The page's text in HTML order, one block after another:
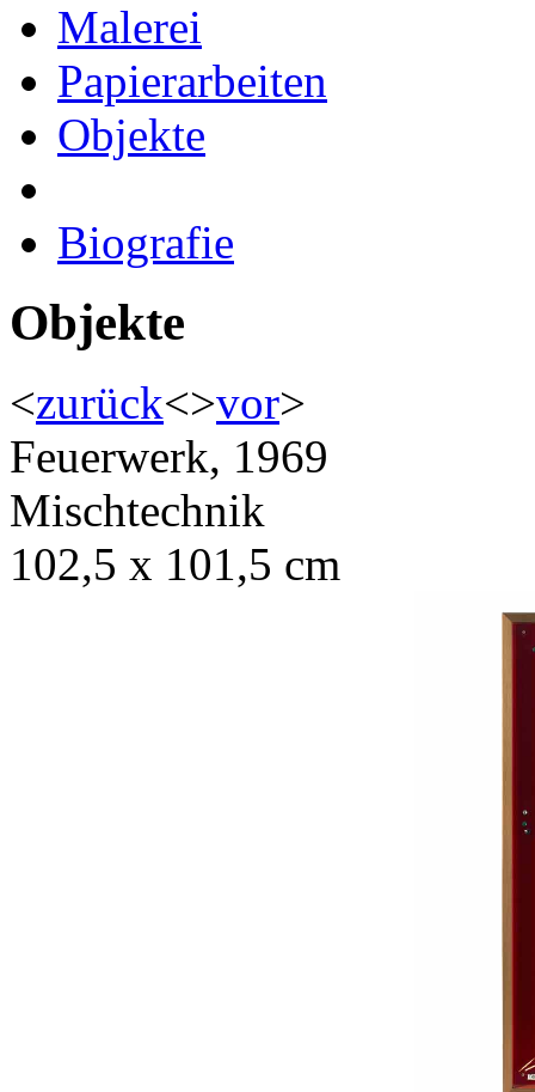
Malerei
Papierarbeiten
Objekte
Biografie
Objekte
<zurück<>vor>
Feuerwerk, 1969
Mischtechnik
102,5 x 101,5 cm